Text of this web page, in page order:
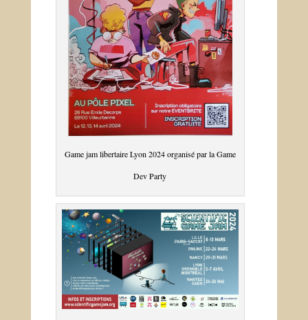
Game jam libertaire Lyon 2024 organisé par la Game
Dev Party